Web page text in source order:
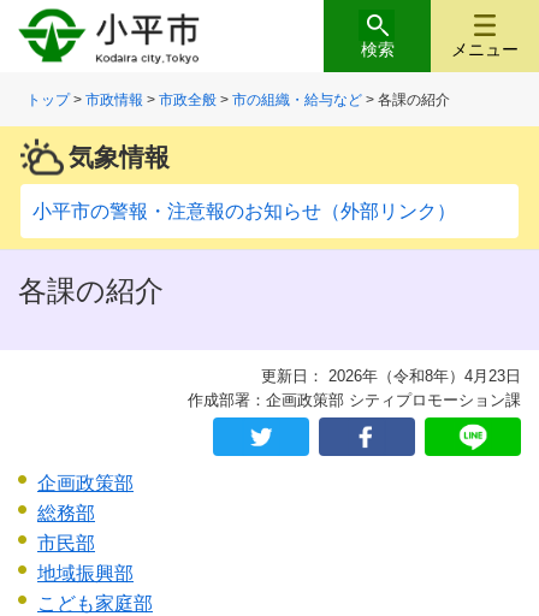
メニュー
検索
トップ>市政情報 >市政全般 >市の組織・給与など > 各課の紹介
気象情報
小平市の警報・注意報のお知らせ（外部リンク）
各課の紹介
更新日： 2026年（令和8年）4月23日
作成部署：企画政策部 シティプロモーション課
企画政策部
総務部
市民部
地域振興部
こども家庭部